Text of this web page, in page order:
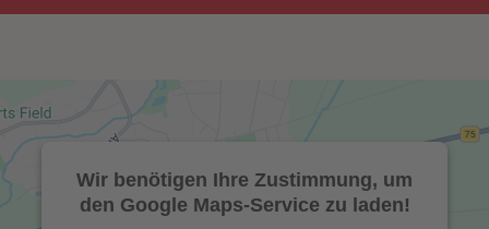
A
e
Wir benötigen Ihre Zustimmung, um
den Google Maps-Service zu laden!